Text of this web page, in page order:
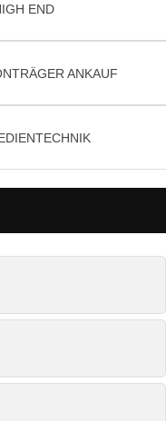
END
ANKAUF